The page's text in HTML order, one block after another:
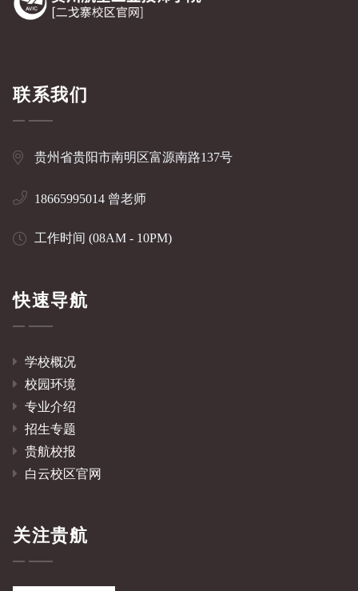
联系我们
贵州省贵阳市南明区富源南路137号
18665995014 曾老师
工作时间 (08AM - 10PM)
快速导航
学校概况
校园环境
专业介绍
招生专题
贵航校报
白云校区官网
关注贵航